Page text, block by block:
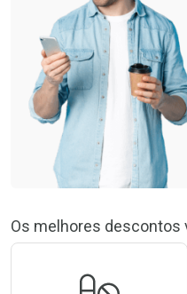
Os melhores descontos